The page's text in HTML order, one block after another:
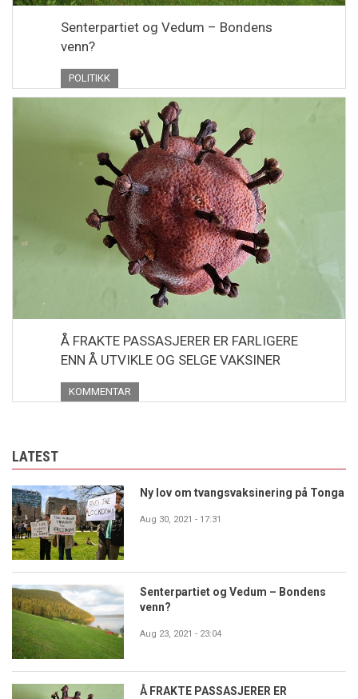
Senterpartiet og Vedum – Bondens
venn?
POLITIKK
Å FRAKTE PASSASJERER ER FARLIGERE
ENN Å UTVIKLE OG SELGE VAKSINER
KOMMENTAR
LATEST
Ny lov om tvangsvaksinering på Tonga
Aug 30, 2021 - 17:31
Senterpartiet og Vedum – Bondens
venn?
Aug 23, 2021 - 23:04
Å FRAKTE PASSASJERER ER